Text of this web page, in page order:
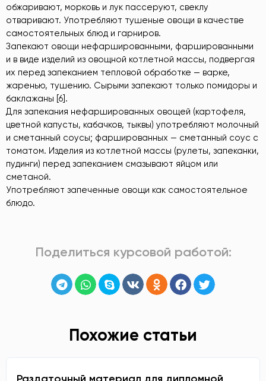
обжаривают, морковь и лук пассеруют, свеклу
отваривают. Употребляют тушеные овощи в качестве
самостоятельных блюд и гарниров.
Запекают овощи нефаршированными, фаршированными
и в виде изделий из овощной котлетной массы, подвергая
их перед запеканием тепловой обработке — варке,
жаренью, тушению. Сырыми запекают только помидоры и
баклажаны [6].
Для запекания нефаршированных овощей (картофеля,
цветной капусты, кабачков, тыквы) употребляют молочный
и сметанный соусы; фаршированных — сметанный соус с
томатом. Изделия из котлетной массы (рулеты, запеканки,
пудинги) перед запеканием смазывают яйцом или
сметаной.
Употребляют запеченные овощи как самостоятельное
блюдо.
Поделиться курсовой работой:
Похожие статьи